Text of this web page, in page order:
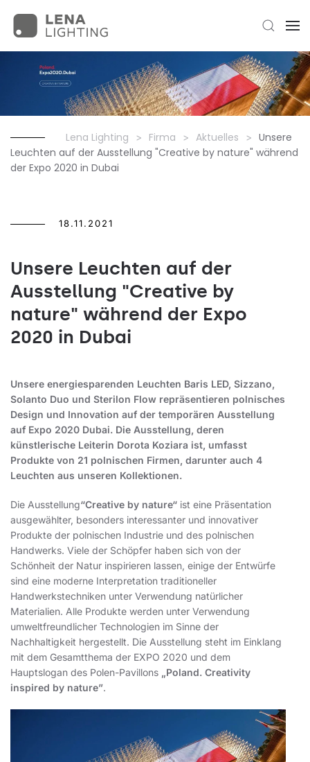
Lena Lighting Firma Aktuelles
Unsere
Leuchten auf der Ausstellung "Creative by nature" während
der Expo 2020 in Dubai
18.11.2021
Unsere Leuchten auf der
Ausstellung "Creative by
nature" während der Expo
2020 in Dubai
Unsere energiesparenden Leuchten Baris LED, Sizzano,
Solanto Duo und Sterilon Flow repräsentieren polnisches
Design und Innovation auf der temporären Ausstellung
auf Expo 2020 Dubai. Die Ausstellung, deren
künstlerische Leiterin Dorota Koziara ist, umfasst
Produkte von 21 polnischen Firmen, darunter auch 4
Leuchten aus unseren Kollektionen.
Die Ausstellung“Creative by nature“ ist eine Präsentation
ausgewählter, besonders interessanter und innovativer
Produkte der polnischen Industrie und des polnischen
Handwerks. Viele der Schöpfer haben sich von der
Schönheit der Natur inspirieren lassen, einige der Entwürfe
sind eine moderne Interpretation traditioneller
Handwerkstechniken unter Verwendung natürlicher
Materialien. Alle Produkte werden unter Verwendung
umweltfreundlicher Technologien im Sinne der
Nachhaltigkeit hergestellt. Die Ausstellung steht im Einklang
mit dem Gesamtthema der EXPO 2020 und dem
Hauptslogan des Polen-Pavillons „Poland. Creativity
inspired by nature”.